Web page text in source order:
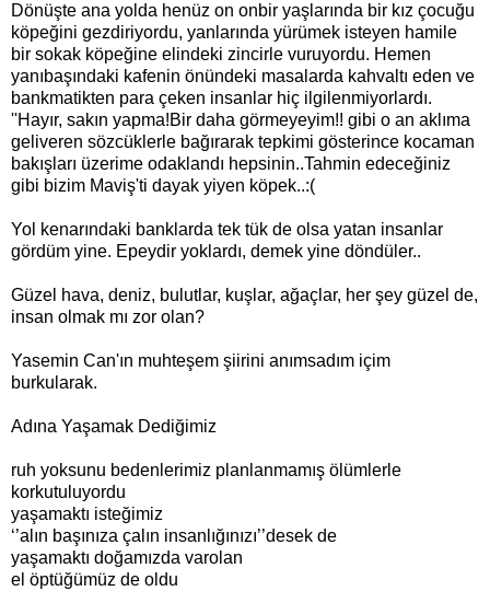
Dönüşte ana yolda henüz on onbir yaşlarında bir kız çocuğu
köpeğini gezdiriyordu, yanlarında yürümek isteyen hamile
bir sokak köpeğine elindeki zincirle vuruyordu. Hemen
yanıbaşındaki kafenin önündeki masalarda kahvaltı eden ve
bankmatikten para çeken insanlar hiç ilgilenmiyorlardı.
''Hayır, sakın yapma!Bir daha görmeyeyim!! gibi o an aklıma
geliveren sözcüklerle bağırarak tepkimi gösterince kocaman
bakışları üzerime odaklandı hepsinin..Tahmin edeceğiniz
gibi bizim Maviş'ti dayak yiyen köpek..:(
Yol kenarındaki banklarda tek tük de olsa yatan insanlar
gördüm yine. Epeydir yoklardı, demek yine döndüler..
Güzel hava, deniz, bulutlar, kuşlar, ağaçlar, her şey güzel de,
insan olmak mı zor olan?
Yasemin Can'ın muhteşem şiirini anımsadım içim
burkularak.
Adına Yaşamak Dediğimiz
ruh yoksunu bedenlerimiz planlanmamış ölümlerle
korkutuluyordu
yaşamaktı isteğimiz
‘’alın başınıza çalın insanlığınızı’’desek de
yaşamaktı doğamızda varolan
el öptüğümüz de oldu